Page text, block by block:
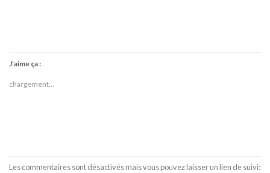
J’aime ça :
chargement…
Les commentaires sont désactivés mais vous pouvez laisser un lien de suivi: